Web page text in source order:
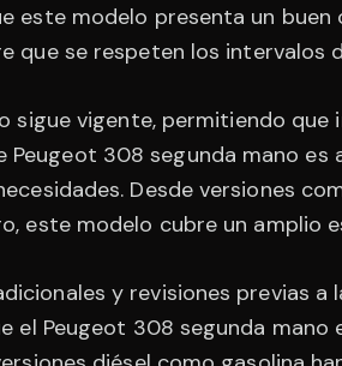
este modelo presenta un
que se respeten los intervalos
vigente, permitiendo que
308 segunda mano
Desde versiones
este modelo cubre un amplio
y revisiones previas
el Peugeot 308 segunda